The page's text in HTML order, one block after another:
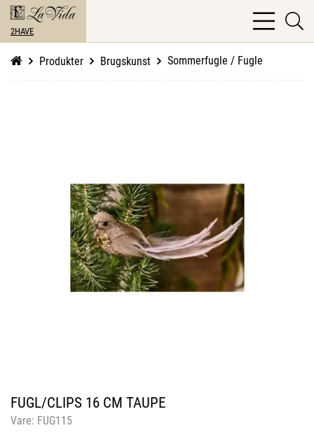
2HAVE
bars
light
Produkter Brugskunst Sommerfugle / Fugle
FUGL/CLIPS 16 CM TAUPE
Vare: FUG115